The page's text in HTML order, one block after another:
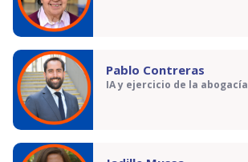
Pablo Contreras
IA y ejercicio de la abogacía